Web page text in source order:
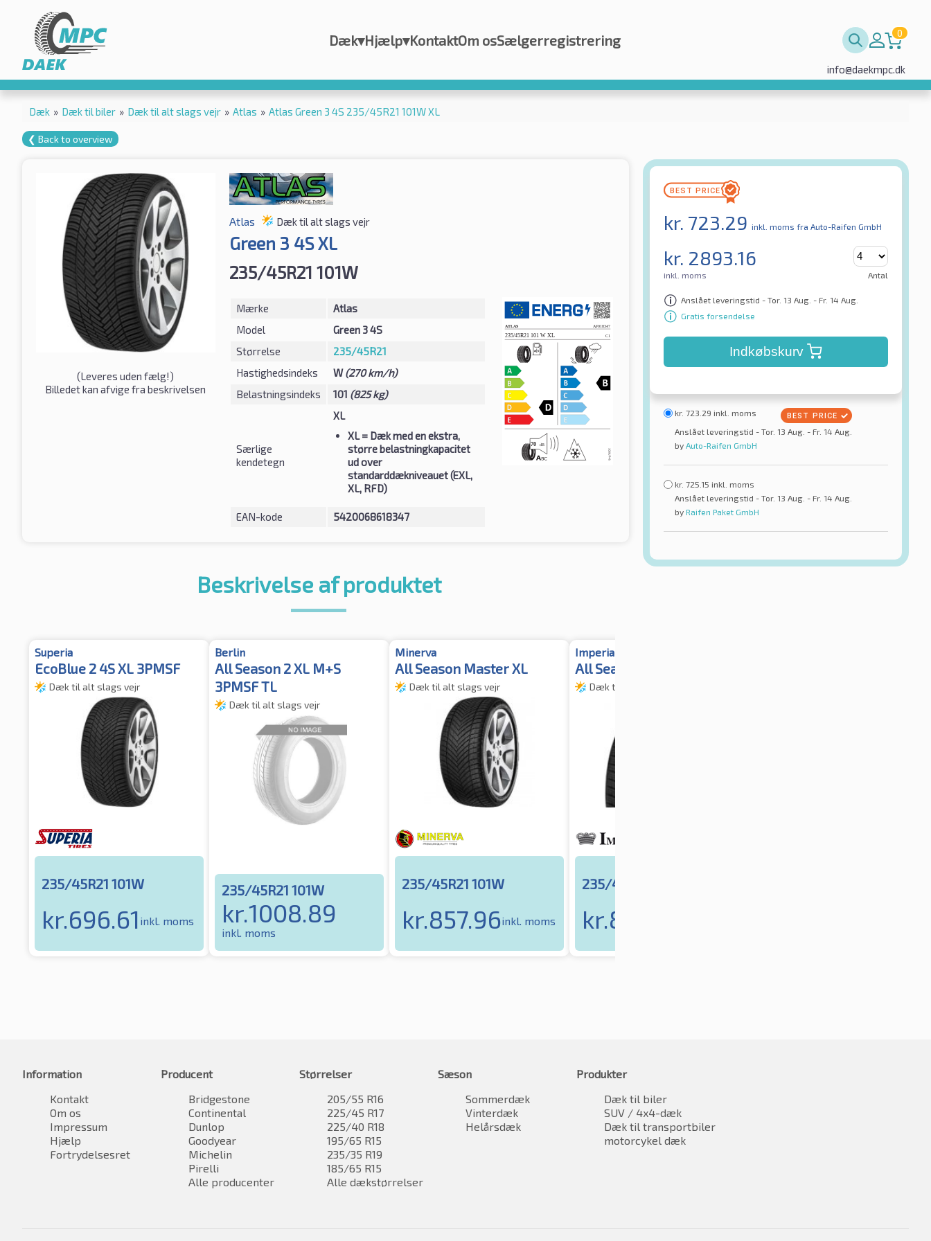
Dæk▾Hjælp▾KontaktOm osSælgerregistrering 0
info@daekmpc.dk
Dæk » Dæk til biler » Dæk til alt slags vejr » Atlas » Atlas Green 3 4S 235/45R21 101W XL
❮ Back to overview
(Leveres uden fælg!)
Billedet kan afvige fra beskrivelsen
Atlas Dæk til alt slags vejr
Green 3 4S XL
235/45R21 101W
Mærke
Atlas
Model
Green 3 4S
Størrelse
235/45R21
Hastighedsindeks
W(270 km/h)
Belastningsindeks
101 (825 kg)
Særlige
kendetegn
XL
XL= Dæk med en ekstra,
større belastningkapacitet
ud over
standarddækniveauet (EXL,
XL, RFD)
EAN-kode 5420068618347
kr. 723.29 inkl. moms fra Auto-Raifen GmbH
kr. 2893.16
inkl. moms Antal
Anslået leveringstid - Tor. 13 Aug. - Fr. 14 Aug.
Gratis forsendelse
Indkøbskurv
kr. 723.29 inkl. moms
Anslået leveringstid - Tor. 13 Aug. - Fr. 14 Aug.
by Auto-Raifen GmbH
kr. 725.15 inkl. moms
Anslået leveringstid - Tor. 13 Aug. - Fr. 14 Aug.
by Raifen Paket GmbH
Beskrivelse af produktet
Superia
EcoBlue 2 4S XL 3PMSF
Dæk til alt slags vejr
235/45R21 101W
kr.696.61 inkl. moms
Berlin
All Season 2 XL M+S
3PMSF TL
Dæk til alt slags vejr
235/45R21 101W
kr.1008.89
inkl. moms
Minerva
All Season Master XL
Dæk til alt slags vejr
235/45R21 101W
kr.857.96inkl. moms
Imperial
All Season Driver XL
Dæk til alt slags vejr
235/45R21 101W
kr.857.96
Information
Kontakt
Om os
Impressum
Hjælp
Fortrydelsesret
Producent
Bridgestone
Continental
Dunlop
Goodyear
Michelin
Pirelli
Alle producenter
Størrelser
205/55 R16
225/45 R17
225/40 R18
195/65 R15
235/35 R19
185/65 R15
Alle dækstørrelser
Sæson
Sommerdæk
Vinterdæk
Helårsdæk
Produkter
Dæk til biler
SUV / 4x4-dæk
Dæk til transportbiler
motorcykel dæk